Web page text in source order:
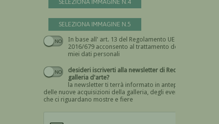
SELEZIONA IMMAGINE N.4
SELEZIONA IMMAGINE N.5
In base all' art. 13 del Regolamento UE n.
2016/679 acconsento al trattamento dei
miei dati personali
Devi dare il consenso
desideri iscriverti alla newsletter di Recta
galleria d'arte?
la newsletter ti terrà informato in anteprima
delle nuove acquisizioni della galleria, degli eventi
che ci riguardano mostre e fiere